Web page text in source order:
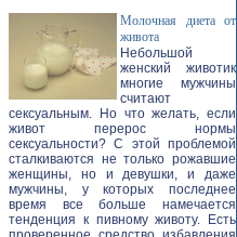
Молочная диета от
живота
Небольшой
женский животик
многие мужчины
считают
сексуальным. Но что желать, если
живот перерос нормы
сексуальности? С этой проблемой
сталкиваются не только рожавшие
женщины, но и девушки, и даже
мужчины, у которых последнее
время все больше намечается
тенденция к пивному животу. Есть